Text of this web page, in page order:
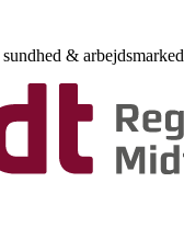
& arbejdsmarked